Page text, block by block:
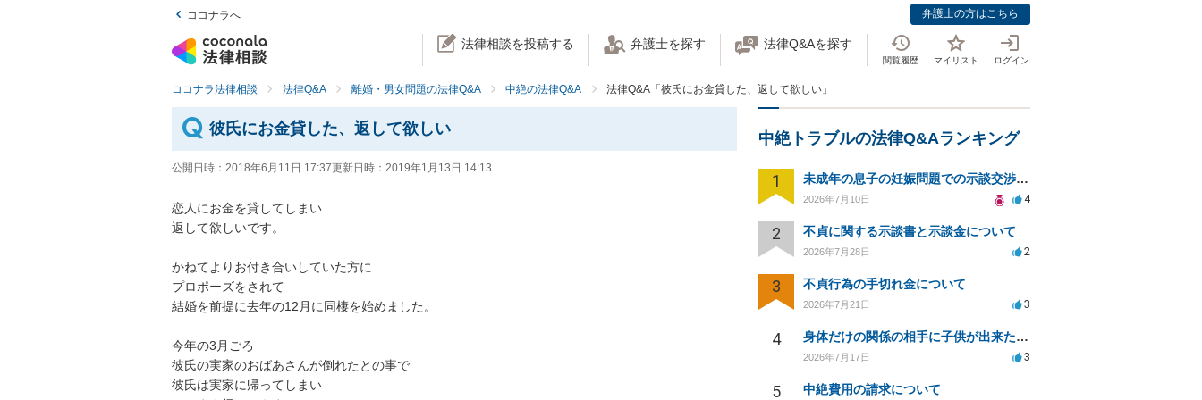
ココナラへ 弁護士の方はこちら
法律相談を投稿する 弁護士を探す 法律Q&Aを探す
閲覧履歴 マイリスト ログイン
ココナラ法律相談 法律Q&A 離婚・男女問題の法律Q&A 中絶の法律Q&A 法律Q&A「彼氏にお金貸した、返して欲しい」
彼氏にお金貸した、返して欲しい
公開日時： 2018年6月11日 17:37更新日時： 2019年1月13日 14:13
恋人にお金を貸してしまい
返して欲しいです。
かねてよりお付き合いしていた方に
プロポーズをされて
結婚を前提に去年の12月に同棲を始めました。
今年の3月ごろ
彼氏の実家のおばあさんが倒れたとの事で
彼氏は実家に帰ってしまい
中絶トラブルの法律Q&Aランキング
1 未成年の息子の妊娠問題での示談交渉と法的対応について相談
2026年7月10日 4
2 不貞に関する示談書と示談金について
2026年7月28日 2
3 不貞行為の手切れ金について
2026年7月21日 3
4 身体だけの関係の相手に子供が出来たと言われ認知、養育費を要求されているが自身の子供か分からない
2026年7月17日 3
5 中絶費用の請求について